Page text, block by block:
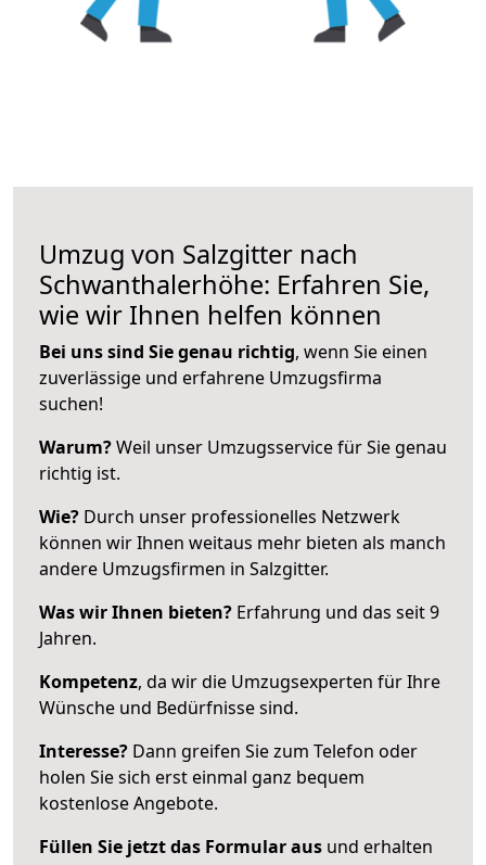
Umzug von Salzgitter nach
Schwanthalerhöhe: Erfahren Sie,
wie wir Ihnen helfen können
Bei uns sind Sie genau richtig, wenn Sie einen
zuverlässige und erfahrene Umzugsfirma
suchen!
Warum?Weil unser Umzugsservice für Sie genau
richtig ist.
Wie? Durch unser professionelles Netzwerk
können wir Ihnen weitaus mehr bieten als manch
andere Umzugsfirmen in Salzgitter.
Was wir Ihnen bieten? Erfahrung und das seit 9
Jahren.
Kompetenz, da wir die Umzugsexperten für Ihre
Wünsche und Bedürfnisse sind.
Interesse? Dann greifen Sie zum Telefon oder
holen Sie sich erst einmal ganz bequem
kostenlose Angebote.
Füllen Sie jetzt das Formular aus und erhalten